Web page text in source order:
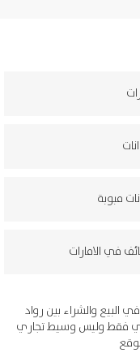
مبوبة
الامارات
والشراء بين رواد
فقط وليس وسيط تجاري